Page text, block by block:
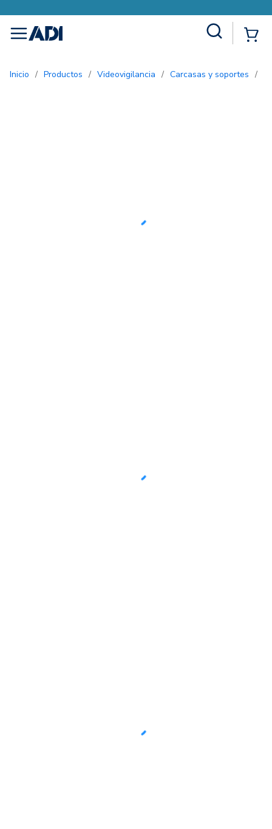
menu
Inicio / Productos / Videovigilancia / Carcasas y soportes /